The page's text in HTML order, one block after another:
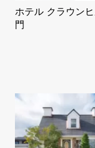
ホテル クラウン
門